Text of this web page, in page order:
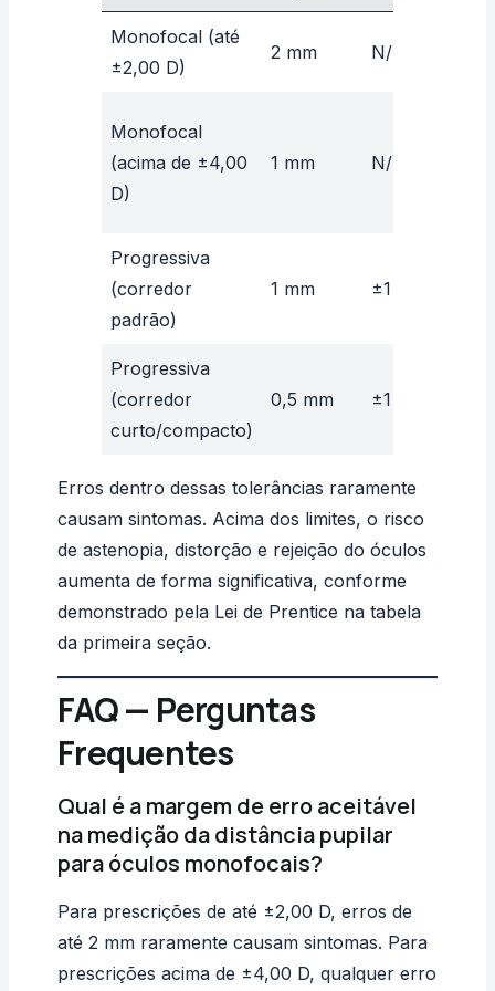
Monofocal (até
±2,00 D)
2 mm N/A
Monofocal
(acima de ±4,00
D)
1 mm N/A
Progressiva
(corredor
padrão)
1 mm ±1 mm
Progressiva
(corredor
curto/compacto)
0,5 mm ±1 mm
Erros dentro dessas tolerâncias raramente
causam sintomas. Acima dos limites, o risco
de astenopia, distorção e rejeição do óculos
aumenta de forma significativa, conforme
demonstrado pela Lei de Prentice na tabela
da primeira seção.
FAQ — Perguntas
Frequentes
Qual é a margem de erro aceitável
na medição da distância pupilar
para óculos monofocais?
Para prescrições de até ±2,00 D, erros de
até 2 mm raramente causam sintomas. Para
prescrições acima de ±4,00 D, qualquer erro